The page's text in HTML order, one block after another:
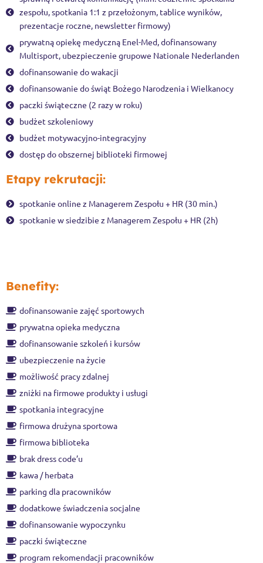
zespołu, spotkania 1:1 z przełożonym, tablice wyników,
prezentacje roczne, newsletter firmowy)
prywatną opiekę medyczną Enel-Med, dofinansowany
Multisport, ubezpieczenie grupowe Nationale Nederlanden
dofinansowanie do wakacji
dofinansowanie do świąt Bożego Narodzenia i Wielkanocy
paczki świąteczne (2 razy w roku)
budżet szkoleniowy
budżet motywacyjno-integracyjny
dostęp do obszernej biblioteki firmowej
Etapy rekrutacji:
spotkanie online z Managerem Zespołu + HR (30 min.)
spotkanie w siedzibie z Managerem Zespołu + HR (2h)
Benefity:
dofinansowanie zajęć sportowych
prywatna opieka medyczna
dofinansowanie szkoleń i kursów
ubezpieczenie na życie
możliwość pracy zdalnej
zniżki na firmowe produkty i usługi
spotkania integracyjne
firmowa drużyna sportowa
firmowa biblioteka
brak dress code’u
kawa / herbata
parking dla pracowników
dodatkowe świadczenia socjalne
dofinansowanie wypoczynku
paczki świąteczne
program rekomendacji pracowników